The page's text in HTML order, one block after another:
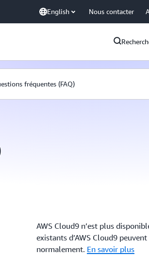
English Nous contacter
fréquentes (FAQ)
AWS Cloud9 n’est plus
existants d’AWS Cloud9
normalement. En savoir plus